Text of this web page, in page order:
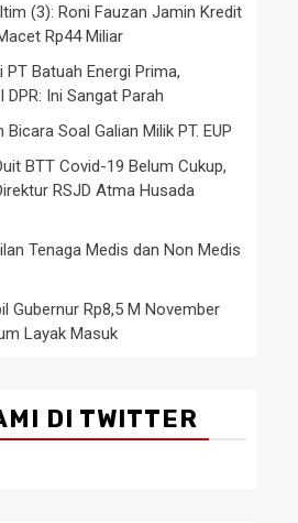
(3): Roni Fauzan Jamin Kredit
Rp44 Miliar
Batuah Energi Prima,
Ini Sangat Parah
Soal Galian Milik PT. EUP
BTT Covid-19 Belum Cukup,
RSJD Atma Husada
Tenaga Medis dan Non Medis
Gubernur Rp8,5 M November
Layak Masuk
DI TWITTER